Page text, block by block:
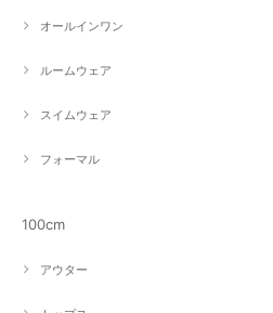
オールインワン
ルームウェア
スイムウェア
フォーマル
100cm
アウター